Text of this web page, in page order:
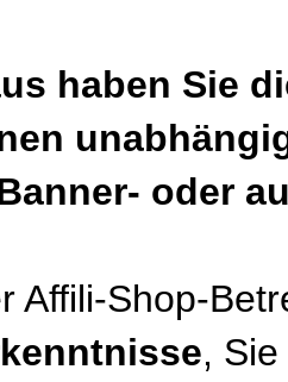
haben Sie
oder
Affili-Shop-
,